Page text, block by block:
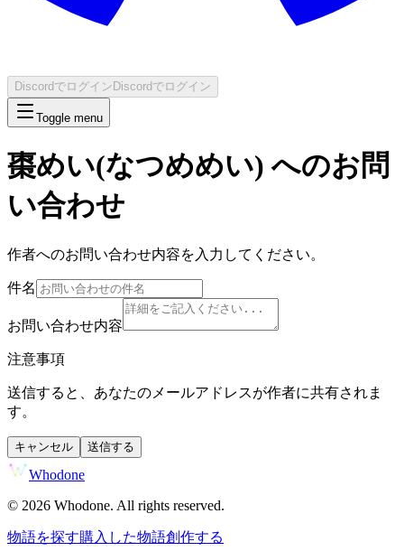
Discordでログイン Discordでログイン
Toggle menu
棗めい(なつめめい) へのお問
い合わせ
作者へのお問い合わせ内容を入力してください。
件名
お問い合わせ内容
注意事項
送信すると、あなたのメールアドレスが作者に共有されま
す。
キャンセル 送信する
Whodone
© 2026 Whodone. All rights reserved.
物語を探す購入した物語創作する